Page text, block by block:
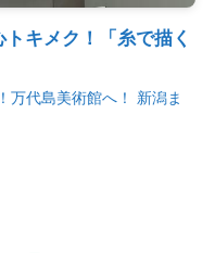
キメク！「糸で描く
万代島美術館へ！ 新潟ま